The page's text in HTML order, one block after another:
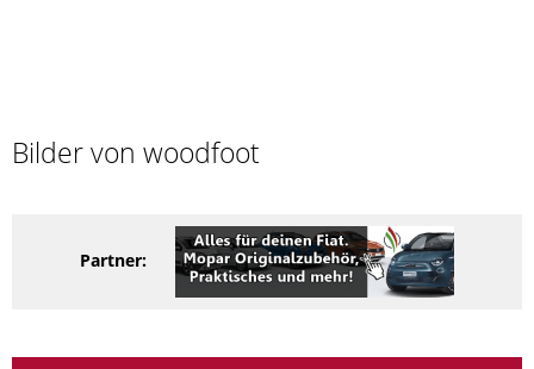
Bilder von woodfoot
Partner: